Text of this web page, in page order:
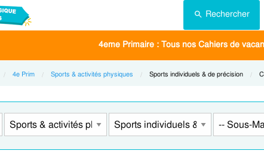
Rechercher
4eme Primaire : Tous nos Cahiers de
4e Prim Sports & activités physiques Current:
Sports individuels & de précision